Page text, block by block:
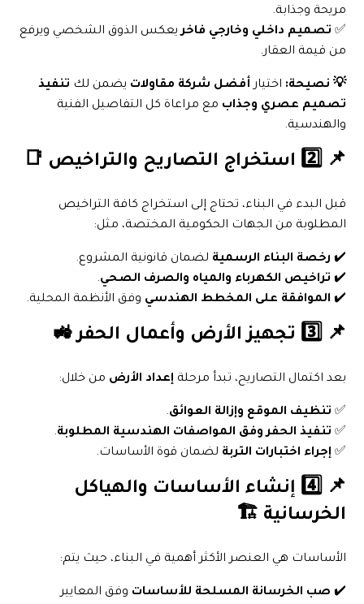
مريحة وجذابة.
✅ تصميم داخلي وخارجي فاخريعكس الذوق الشخصي ويرفع
من قيمة العقار.
💡 نصيحة: اختيار أفضل شركة مقاولات يضمن لك تنفيذ
تصميم عصري وجذاب مع مراعاة كل التفاصيل الفنية
والهندسية.
📌 2️⃣ استخراج التصاريح والتراخيص 📑
قبل البدء في البناء، تحتاج إلى استخراج كافة التراخيص
المطلوبة من الجهات الحكومية المختصة، مثل:
✔️ رخصة البناء الرسمية لضمان قانونية المشروع.
✔️ تراخيص الكهرباء والمياه والصرف الصحي.
✔️ الموافقة على المخطط الهندسي وفق الأنظمة المحلية.
📌 3️⃣ تجهيز الأرض وأعمال الحفر 🚜
بعد اكتمال التصاريح، تبدأ مرحلةإعداد الأرض من خلال:
✅ تنظيف الموقع وإزالة العوائق.
✅ تنفيذ الحفر وفق المواصفات الهندسية المطلوبة.
✅إجراء اختبارات التربة لضمان قوة الأساسات.
📌 4️⃣ إنشاء الأساسات والهياكل
الخرسانية 🏗️
الأساسات هي العنصر الأكثر أهمية في البناء، حيث يتم:
✔️ صب الخرسانة المسلحة للأساسات وفق المعايير